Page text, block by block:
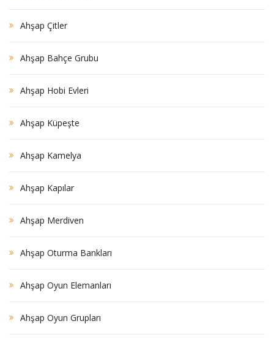
Ahşap Çitler
Ahşap Bahçe Grubu
Ahşap Hobi Evleri
Ahşap Küpeşte
Ahşap Kamelya
Ahşap Kapılar
Ahşap Merdiven
Ahşap Oturma Bankları
Ahşap Oyun Elemanları
Ahşap Oyun Grupları